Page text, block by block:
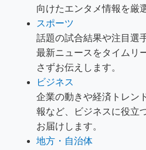
向けたエンタメ情報を厳
スポーツ
話題の試合結果や注目選
最新ニュースをタイムリ
さずお伝えします。
ビジネス
企業の動きや経済トレン
報など、ビジネスに役立
お届けします。
地方・自治体